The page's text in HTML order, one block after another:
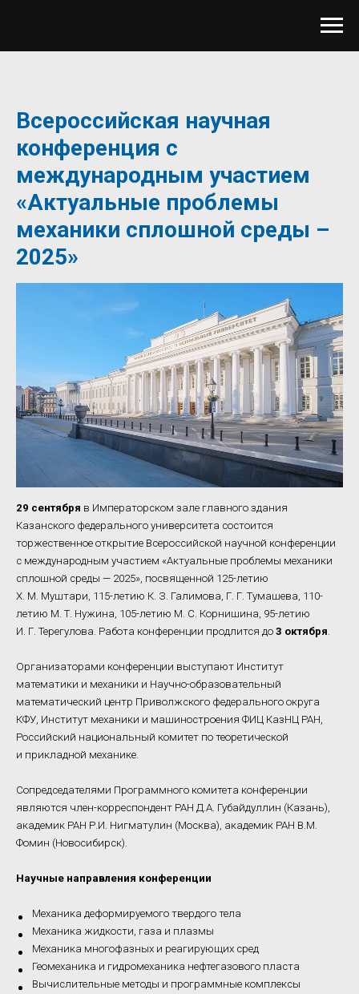
Всероссийская научная
конференция с
международным участием
«Актуальные проблемы
механики сплошной среды –
2025»
29 сентября в Императорском зале главного здания
Казанского федерального университета состоится
торжественное открытие Всероссийской научной конференции
с международным участием «Актуальные проблемы механики
сплошной среды — 2025», посвященной 125-летию
Х. М. Муштари, 115-летию К. З. Галимова, Г. Г. Тумашева, 110-
летию М. Т. Нужина, 105-летию М. С. Корнишина, 95-летию
И. Г. Терегулова. Работа конференции продлится до 3 октября
Организаторами конференции выступают Институт
математики и механики и Научно-образовательный
математический центр Приволжского федерального округа
КФУ, Институт механики и машиностроения ФИЦ КазНЦ РАН,
Российский национальный комитет по теоретической
и прикладной механике.
Сопредседателями Программного комитета конференции
являются член-корреспондент РАН Д.А. Губайдуллин (Казань),
академик РАН Р.И. Нигматулин (Москва), академик РАН В.М.
Фомин (Новосибирск).
Научные направления конференции
Механика деформируемого твердого тела
Механика жидкости, газа и плазмы
Механика многофазных и реагирующих сред
Геомеханика и гидромеханика нефтегазового пласта
Вычислительные методы и программные комплексы